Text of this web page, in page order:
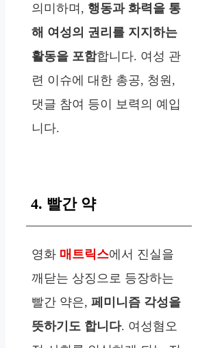
의미하며, 행동과 화력을 통
해 여성의 권리를 지지하는
활동을 포함합니다. 여성 관
련 이슈에 대한 총공, 청원,
댓글 참여 등이 보력의 예입
니다.
4. 빨간 약
영화 매트릭스에서 진실을
깨닫는 상징으로 등장하는
빨간 약은, 페미니즘 각성을
뜻하기도 합니다. 여성혐오